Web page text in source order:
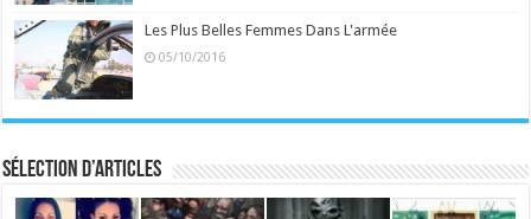
Les Plus Belles Femmes Dans L'armée
05/10/2016
Sélection d’articles